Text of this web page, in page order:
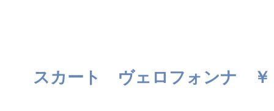
スカート ヴェロフォンナ ￥